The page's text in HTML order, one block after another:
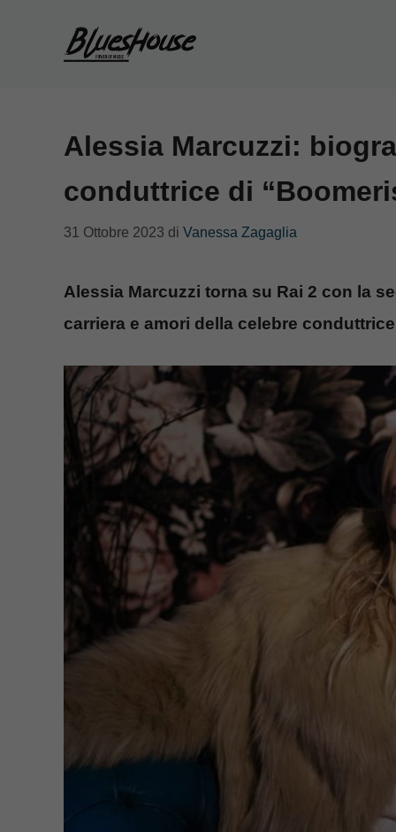
Alessia Marcuzzi:
conduttrice di
31 Ottobre 2023 di Vanessa Zagaglia
Alessia Marcuzzi torna su Rai 2 con la
carriera e amori della celebre